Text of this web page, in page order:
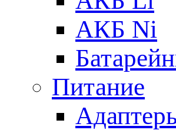
АКБ Ni
Питание